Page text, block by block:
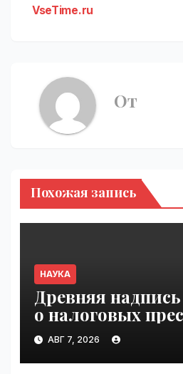
VseTime.ru
От
Похожая запись
НАУКА
Древняя
о налоговых
VseTime.ru
АВГ 7, 2026